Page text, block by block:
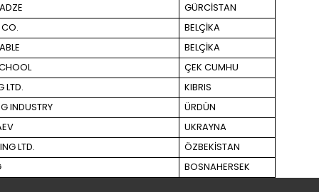
GÜRCİSTAN
CO.
BELÇİKA
BELÇİKA
ÇEK CUMHU
LTD.
KIBRIS
INDUSTRY
ÜRDÜN
UKRAYNA
LTD.
ÖZBEKİSTAN
BOSNAHERSEK